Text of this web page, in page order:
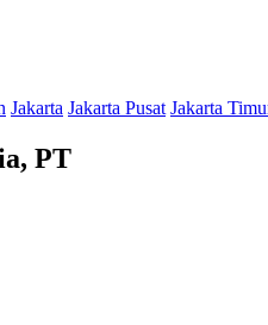
Jakarta Jakarta Pusat Jakarta
PT